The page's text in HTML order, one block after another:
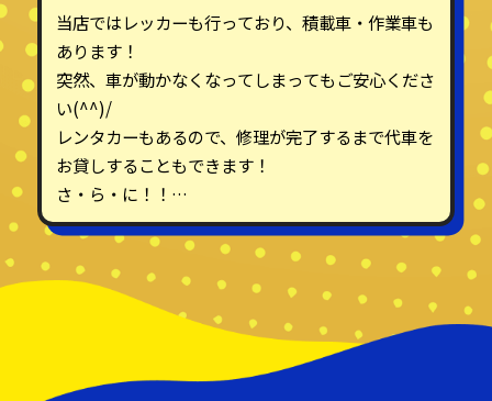
当店ではレッカーも行っており、積載車・作業車も
あります！
突然、車が動かなくなってしまってもご安心くださ
い(^^)/
レンタカーもあるので、修理が完了するまで代車を
お貸しすることもできます！
さ・ら・に！！
自社の整備工場もあるので、修理もお任せください